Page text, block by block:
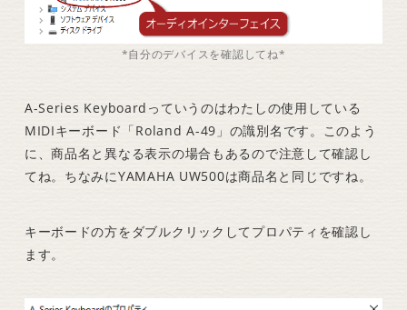
*自分のデバイスを確認してね*
A-Series Keyboardっていうのはわたしの使用している
MIDIキーボード「Roland A-49」の識別名です。このよう
に、商品名と異なる表示の場合もあるので注意して確認し
てね。ちなみにYAMAHA UW500は商品名と同じですね。
キーボードの方をダブルクリックしてプロパティを確認し
ます。